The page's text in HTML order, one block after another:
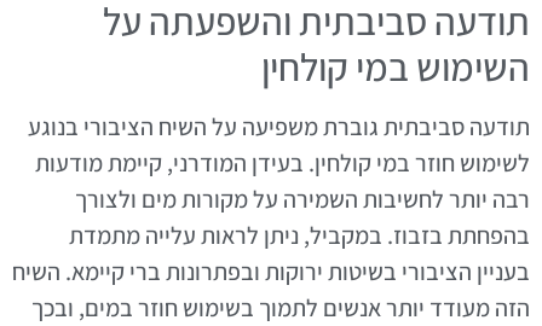
תודעה סביבתית והשפעתה על
השימוש במי קולחין
תודעה סביבתית גוברת משפיעה על השיח הציבורי בנוגע
לשימוש חוזר במי קולחין. בעידן המודרני, קיימת מודעות
רבה יותר לחשיבות השמירה על מקורות מים ולצורך
בהפחתת בזבוז. במקביל, ניתן לראות עלייה מתמדת
בעניין הציבורי בשיטות ירוקות ובפתרונות ברי קיימא. השיח
הזה מעודד יותר אנשים לתמוך בשימוש חוזר במים, ובכך